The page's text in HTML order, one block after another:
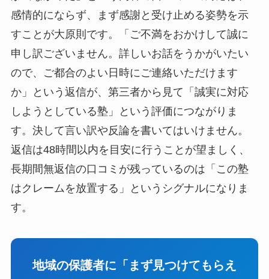
感情的にならず、まず感謝と受け止める姿勢を示
すことが大原則です。「ご不満をおかけして誠に
申し訳ございません。詳しいお話をうかがいたい
ので、ご都合のよい日時にご連絡いただけます
か」という返信が、第三者から見て「誠実に対応
しようとしている塾」という評価につながりま
す。決して言い訳や反論を書いてはいけません。
返信は48時間以内を目安に行うことが望ましく、
長期間無返信の口コミが残っているのは「この塾
はクレームを放置する」というシグナルになりま
す。
地域の保護者に「まず見つけてもらえ